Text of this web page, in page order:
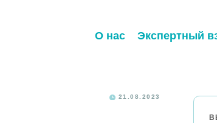
О нас Экспертный
21.08.2023